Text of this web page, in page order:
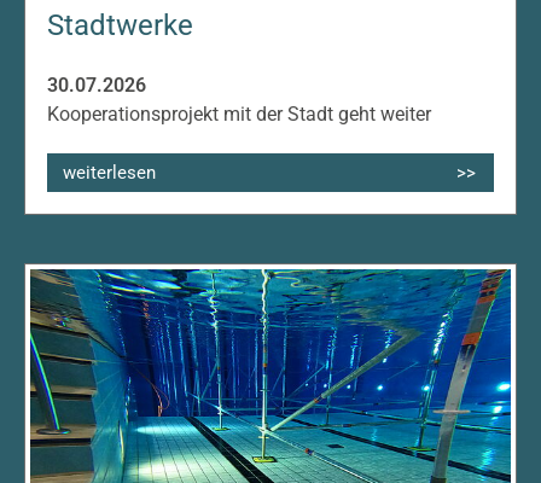
Stadtwerke
30.07.2026
Kooperationsprojekt mit der Stadt geht weiter
weiterlesen